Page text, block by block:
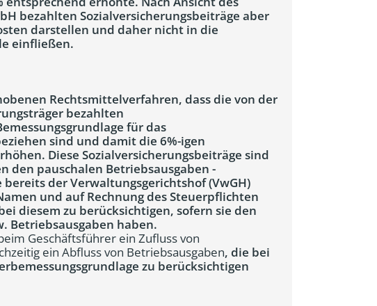
bezahlten Sozialversicherungsbeiträge aber
darstellen und daher nicht in die
einfließen.
Rechtsmittelverfahren, dass die von der
bezahlten
für das
sind und damit die 6%-igen
Diese Sozialversicherungsbeiträge sind
den pauschalen Betriebsausgaben -
der Verwaltungsgerichtshof (VwGH)
und auf Rechnung des Steuerpflichten
diesem zu berücksichtigen, sofern sie den
Betriebsausgaben haben.
Geschäftsführer ein Zufluss von
ein Abfluss von Betriebsausgaben, die bei
zu berücksichtigen